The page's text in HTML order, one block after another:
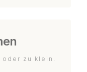
zu klein.